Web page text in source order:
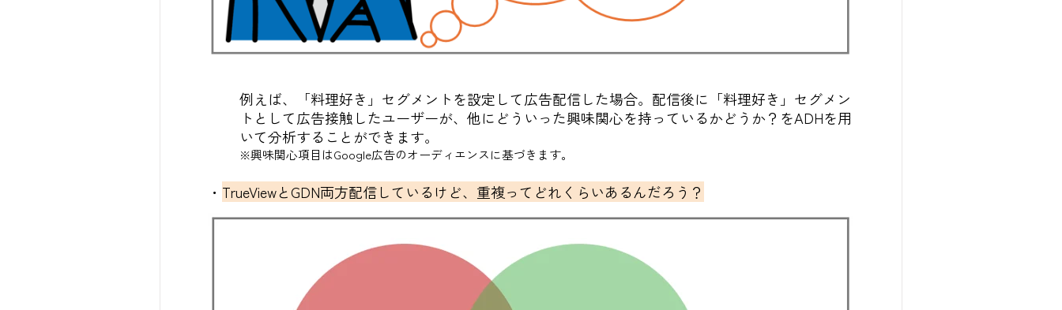
例えば、「料理好き」セグメントを設定して広告配信した場合。配信後に「料理好き」セグメン
トとして広告接触したユーザーが、他にどういった興味関心を持っているかどうか？をADHを用
いて分析することができます。
※興味関心項目はGoogle広告のオーディエンスに基づきます。
・ TrueViewとGDN両方配信しているけど、重複ってどれくらいあるんだろう？